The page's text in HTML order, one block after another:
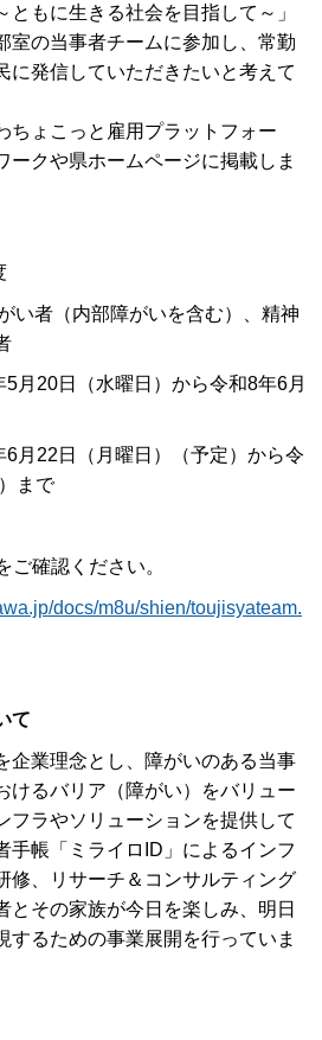
もに生きる社会を目指して～」
室の当事者チームに参加し、常勤
に発信していただきたいと考えて
ちょこっと雇用プラットフォー
ークや県ホームページに掲載しま
者（内部障がいを含む）、精神
20日（水曜日）から令和8年6月
22日（月曜日）（予定）から令
まで
ご確認ください。
docs/m8u/shien/toujisyateam.
て
業理念とし、障がいのある当事
けるバリア（障がい）をバリュー
フラやソリューションを提供して
手帳「ミライロID」によるインフ
修、リサーチ＆コンサルティング
とその家族が今日を楽しみ、明日
するための事業展開を行っていま